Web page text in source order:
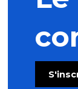
duo Tue-têt -